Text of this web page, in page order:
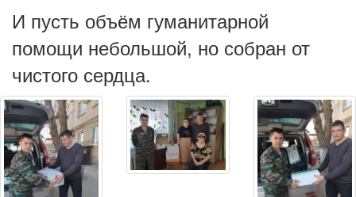
И пусть объём гуманитарной
помощи небольшой, но собран от
чистого сердца.